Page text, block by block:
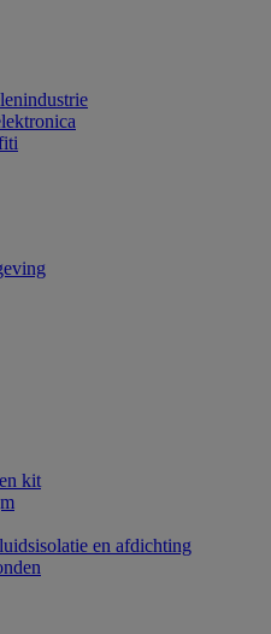
kit
en afdichting